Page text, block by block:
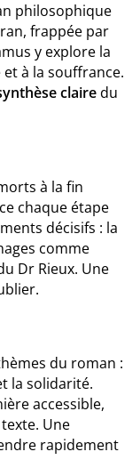
philosophique
frappée par
y explore la
à la souffrance.
clairedu
à la fin
chaque étape
décisifs : la
comme
Dr Rieux. Une
du roman :
la solidarité.
accessible,
Une
rapidement